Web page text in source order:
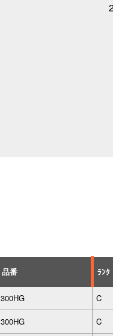
品番 ﾗﾝｸ
300HG C
300HG C